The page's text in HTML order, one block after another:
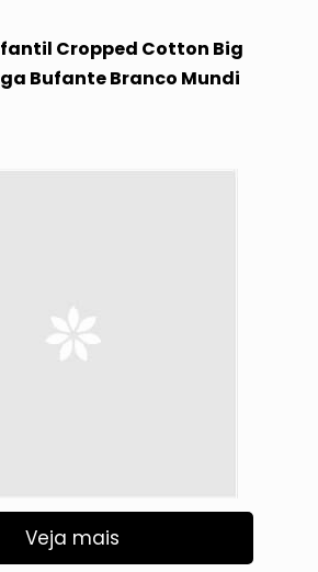
Cropped Cotton Big
Bufante Branco Mundi
Veja mais